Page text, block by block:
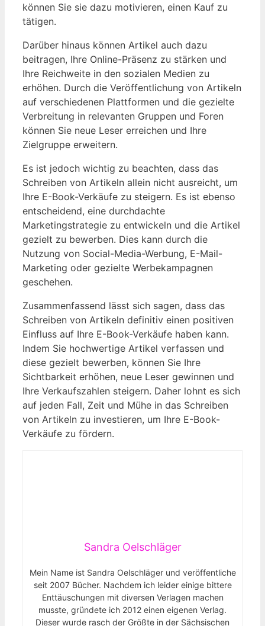
⁤können Sie sie dazu motivieren, einen⁢ Kauf⁣ zu
tätigen.
Darüber ⁣hinaus können Artikel auch ⁤dazu
beitragen, Ihre Online-Präsenz zu stärken ⁢und
Ihre Reichweite ‍in den​ sozialen Medien zu
erhöhen. Durch ⁣die Veröffentlichung von Artikeln
‍auf verschiedenen Plattformen und die gezielte
‍Verbreitung ​in relevanten Gruppen und Foren
können ​Sie neue Leser erreichen und Ihre
Zielgruppe erweitern.
Es​ ist⁢ jedoch wichtig zu beachten, ⁣dass das
Schreiben von Artikeln allein⁤ nicht ausreicht,‌ um
Ihre E-Book-Verkäufe⁣ zu steigern. Es ist ebenso
entscheidend, eine durchdachte
Marketingstrategie zu⁢ entwickeln und die Artikel
gezielt zu bewerben. Dies kann durch ⁢die⁤
Nutzung von ​Social-Media-Werbung, E-Mail-
Marketing oder gezielte Werbekampagnen
geschehen.
Zusammenfassend lässt ‍sich sagen, dass das
‌Schreiben von Artikeln definitiv einen⁣ positiven
Einfluss auf Ihre E-Book-Verkäufe haben kann.
Indem Sie hochwertige Artikel verfassen und
diese gezielt bewerben, können Sie Ihre
Sichtbarkeit erhöhen, neue Leser gewinnen und
Ihre Verkaufszahlen steigern. Daher lohnt es sich
auf jeden Fall, Zeit und Mühe in‍ das Schreiben​
von Artikeln zu investieren,⁤ um‌ Ihre E-Book-
Verkäufe zu fördern.
Sandra Oelschläger
Mein Name ist Sandra Oelschläger und veröffentliche
seit 2007 Bücher. Nachdem ich leider einige bittere
Enttäuschungen mit diversen Verlagen machen
musste, gründete ich 2012 einen eigenen Verlag.
Dieser wurde rasch der Größte in der Sächsischen